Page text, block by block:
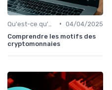
• 04/04/2025
Comprendre les motifs des
cryptomonnaies